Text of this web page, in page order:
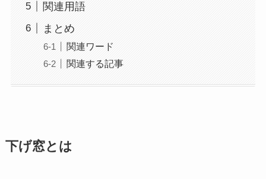
関連用語
まとめ
関連ワード
関連する記事
下げ窓とは